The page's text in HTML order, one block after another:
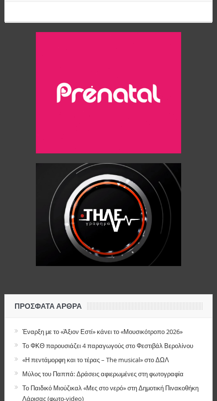
ΠΡΌΣΦΑΤΑ ΆΡΘΡΑ
Έναρξη με το «Άξιον Εστί» κάνει το «Μουσικότροπο 2026»
Το ΦΚΘ παρουσιάζει 4 παραγωγούς στο Φεστιβάλ Βερολίνου
«Η πεντάμορφη και το τέρας – The musical» στο ΔΩΛ
Μύλος του Παππά: Δράσεις αφιερωμένες στη φωτογραφία
Το Παιδικό Μιούζικαλ «Μες στο νερό» στη Δημοτική Πινακοθήκη
Λάρισας (φωτο-video)